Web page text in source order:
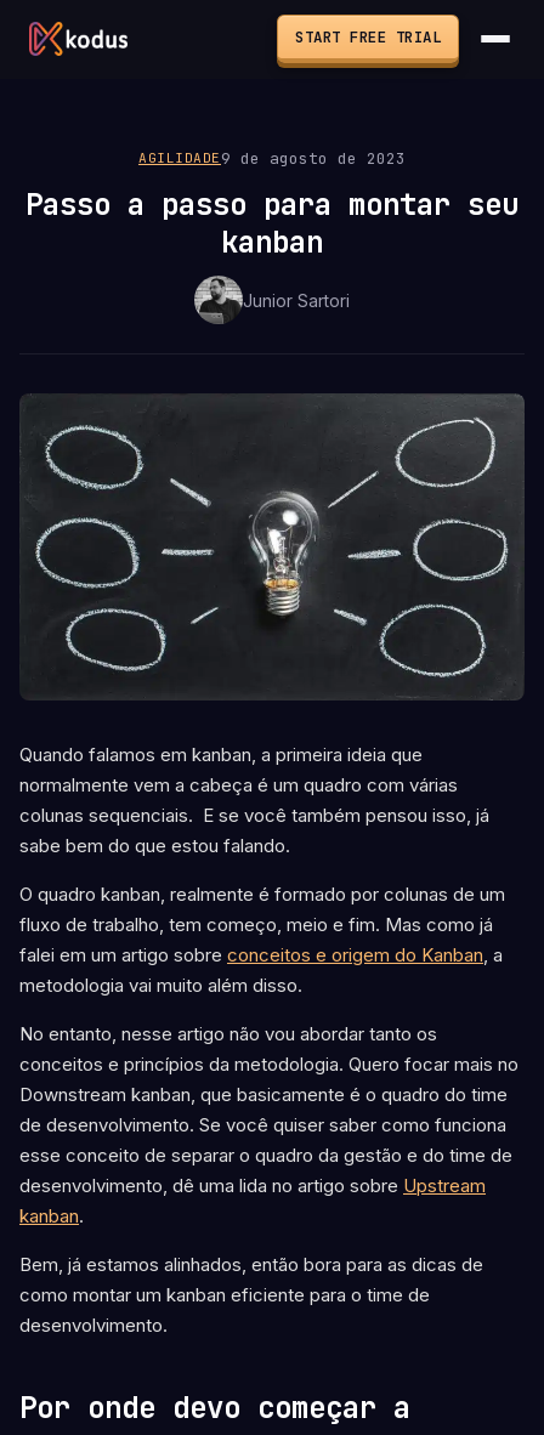
START FREE TRIAL
AGILIDADE 9 de agosto de 2023
Passo a passo para montar seu
kanban
Junior Sartori
Quando falamos em kanban, a primeira ideia que
normalmente vem a cabeça é um quadro com várias
colunas sequenciais. E se você também pensou isso, já
sabe bem do que estou falando.
O quadro kanban, realmente é formado por colunas de um
fluxo de trabalho, tem começo, meio e fim. Mas como já
falei em um artigo sobre conceitos e origem do Kanban, a
metodologia vai muito além disso.
No entanto, nesse artigo não vou abordar tanto os
conceitos e princípios da metodologia. Quero focar mais no
Downstream kanban, que basicamente é o quadro do time
de desenvolvimento. Se você quiser saber como funciona
esse conceito de separar o quadro da gestão e do time de
desenvolvimento, dê uma lida no artigo sobre Upstream
kanban.
Bem, já estamos alinhados, então bora para as dicas de
como montar um kanban eficiente para o time de
desenvolvimento.
Por onde devo começar a